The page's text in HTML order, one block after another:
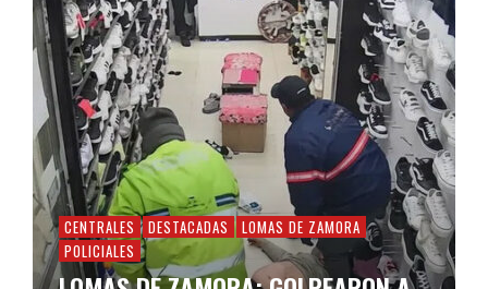
CENTRALES DESTACADAS
LOMAS DE ZAMORA
POLICIALES